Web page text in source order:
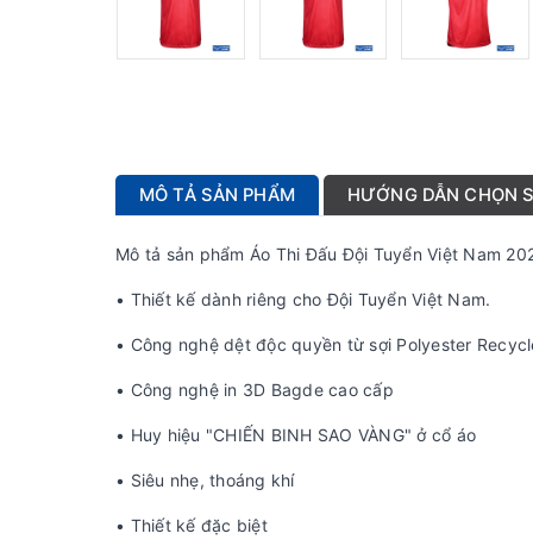
MÔ TẢ SẢN PHẨM HƯỚNG DẪN CHỌN
Mô tả sản phẩm Áo Thi Đấu Đội Tuyển Việt Nam
• Thiết kế dành riêng cho Đội Tuyển Việt Nam.
• Công nghệ dệt độc quyền từ sợi Polyester
• Công nghệ in 3D Bagde cao cấp
• Huy hiệu "CHIẾN BINH SAO VÀNG" ở cổ áo
• Siêu nhẹ, thoáng khí
• Thiết kế đặc biệt